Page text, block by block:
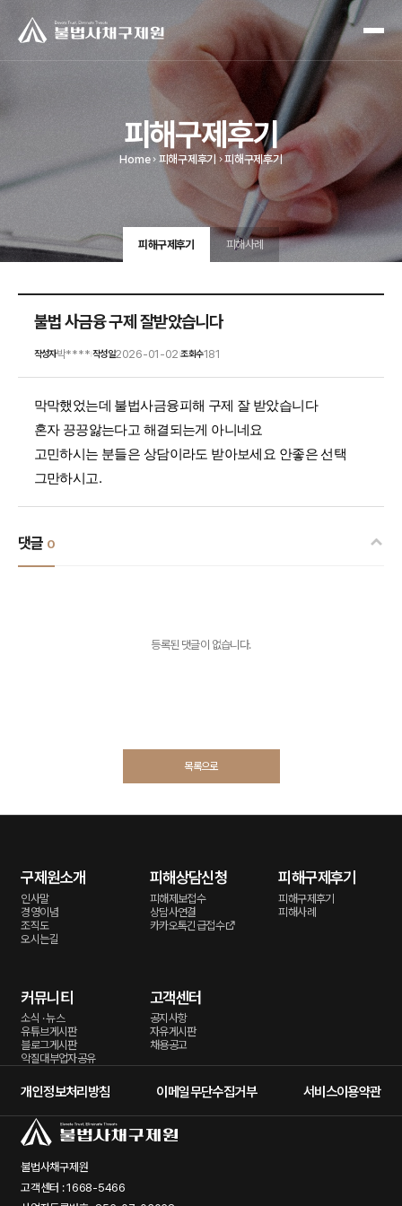
피해구제후기
Home 피해구제후기 피해구제후기
피해구제후기 피해사례
불법 사금융 구제 잘받았습니다
작성자박**** 작성일2026-01-02 |조회수181
막막했었는데 불법사금융피해 구제 잘 받았습니다
혼자 끙끙앓는다고 해결되는게 아니네요
고민하시는 분들은 상담이라도 받아보세요 안좋은 선택
그만하시고.
댓글 0
등록된 댓글이 없습니다.
목록으로
구제원소개
인사말
경영이념
조직도
오시는길
피해상담신청
피해제보접수
상담사연결
카카오톡긴급접수
피해구제후기
피해구제후기
피해사례
커뮤니티
소식 · 뉴스
유튜브게시판
블로그게시판
악질대부업자공유
고객센터
공지사항
자유게시판
채용공고
개인정보처리방침 이메일무단수집거부 서비스이용약관
불법사채구제원
고객센터 : 1668-5466